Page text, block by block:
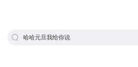
哈哈元旦我给你说